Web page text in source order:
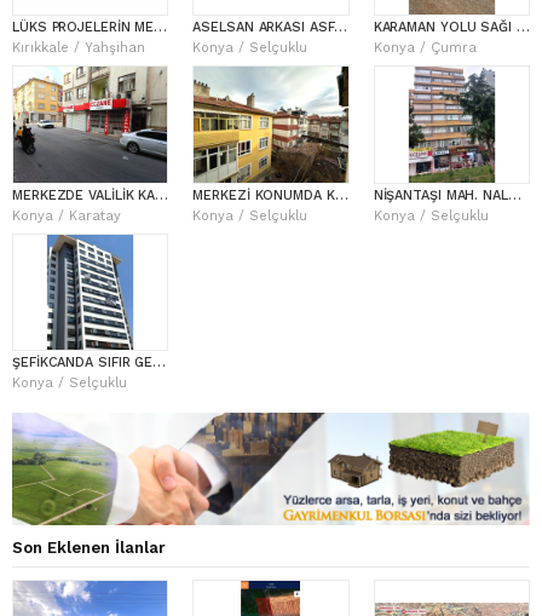
LÜKS PROJELERİN MERKEZİNDE KAT KARŞILIĞINA UYGUN DEV YATIRIM FIRSATI !
Kırıkkale / Yahşihan
ASELSAN ARKASI ASFALT YOL KENARI BAHÇELİK OLABİLECEK ARSA-ARAZİ
Konya / Selçuklu
KARAMAN YOLU SAĞI AVDUL TAPULAMADA SUYU OLAN MÜSTAKİL BAHÇE-FİDANLIK
Konya / Çumra
MERKEZDE VALİLİK KARŞISI ŞEMS CADDESİ ÜZERİNDE YATIRIMLIK 40M2 DÜKKAN
Konya / Karatay
MERKEZİ KONUMDA KİRA VE YATIRIM POTANSİYELİ OLAN KOMPLE BİNA
Konya / Selçuklu
NİŞANTAŞI MAH. NALÇACI CADDE ÜZERİ 3+1 ARAKAT DAİRE
Konya / Selçuklu
ŞEFİKCANDA SIFIR GENİŞ 4,5+1 LÜKS ARAKAT DAİRE
Konya / Selçuklu
Son Eklenen İlanlar